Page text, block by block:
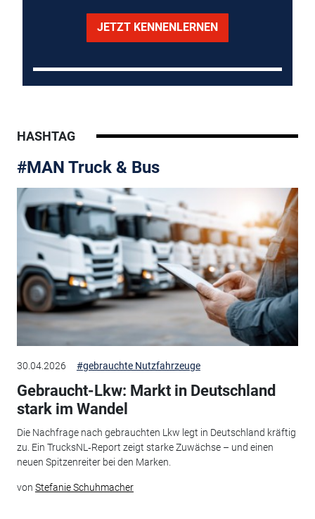
JETZT KENNENLERNEN
HASHTAG
#MAN Truck & Bus
30.04.2026 #gebrauchte Nutzfahrzeuge
Gebraucht-Lkw: Markt in Deutschland
stark im Wandel
Die Nachfrage nach gebrauchten Lkw legt in Deutschland kräftig
zu. Ein TrucksNL‑Report zeigt starke Zuwächse – und einen
neuen Spitzenreiter bei den Marken.
von Stefanie Schuhmacher